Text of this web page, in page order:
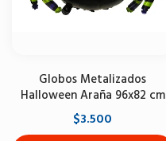
Globos Metalizados
Halloween Araña 96x82 cm
$3.500